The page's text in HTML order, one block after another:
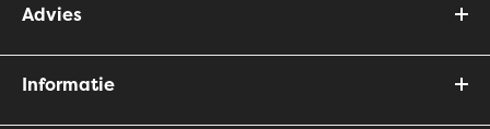
Advies
Informatie